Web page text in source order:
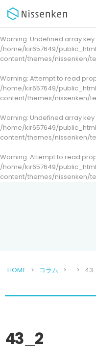
Warning: Undefined array key
/home/kir657649/
content/themes/nissenken/
Warning: Attempt to read
/home/kir657649/
content/themes/nissenken/
Warning: Undefined array key
/home/kir657649/
content/themes/nissenken/
Warning: Attempt to read
/home/kir657649/
content/themes/nissenken/
HOME コラム
43_2